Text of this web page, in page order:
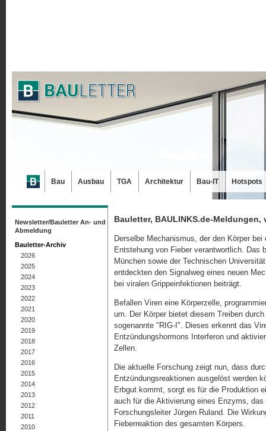
Bauletter, BAULINKS.de-Meldungen,
Derselbe Mechanismus, der den Körper
Entstehung von Fieber verantwortlich. Das
München sowie der Technischen
entdeckten den Signalweg eines neuen
bei viralen Grippeinfektionen beiträgt.
Befallen Viren eine Körperzelle,
um. Der Körper bietet diesem Treiben
sogenannte "RIG-I". Dieses erkennt das
Entzündungshormons Interferon und
Zellen.
Die aktuelle Forschung zeigt nun, dass
Entzündungsreaktionen ausgelöst werden
Erbgut kommt, sorgt es für die Produktion
auch für die Aktivierung eines Enzyms,
Forschungsleiter Jürgen Ruland. Die
Fieberreaktion des gesamten Körpers.
Newsletter/Bauletter An- und
Abmeldung
Bauletter-Archiv
2026
2025
2024
2023
2022
2021
2020
2019
2018
2017
2016
2015
2014
2013
2012
2011
2010
Bau Ausbau TGA Architektur Bau-IT Hotspots